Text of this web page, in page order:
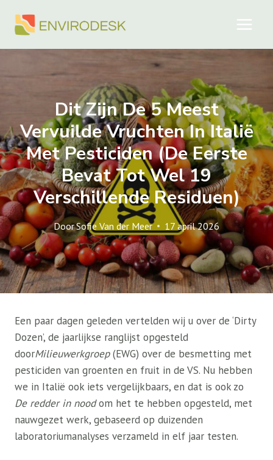
naar
Dit Zijn De 5 Meest
Vervuilde Vruchten In Italië
Met Pesticiden (de Eerste
Bevat Tot Wel 19
Verschillende Residuen)
DoorSofie Van der Meer 17 april 2026
Een paar dagen geleden vertelden wij u over de ‘Dirty
Dozen’, de jaarlijkse ranglijst opgesteld
doorMilieuwerkgroep(EWG) over de besmetting met
pesticiden van groenten en fruit in de VS. Nu hebben
we in Italië ook iets vergelijkbaars, en dat is ook zo
De redder in noodom het te hebben opgesteld, met
nauwgezet werk, gebaseerd op duizenden
laboratoriumanalyses verzameld in elf jaar testen.